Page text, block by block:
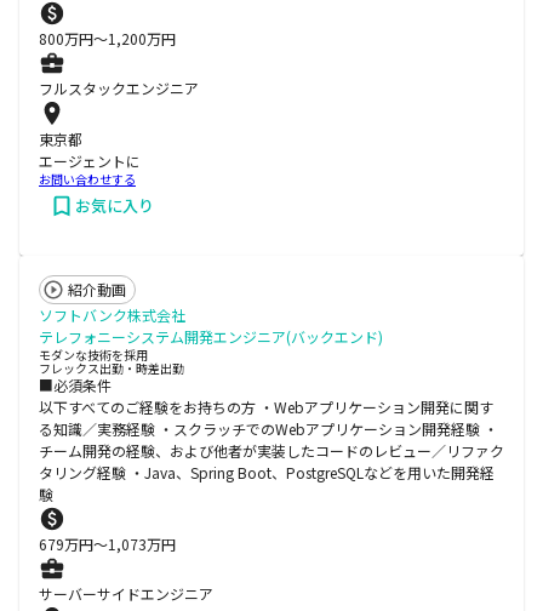
800万円〜1,200万円
フルスタックエンジニア
東京都
エージェントに
お問い合わせする
お気に入り
紹介動画
ソフトバンク株式会社
テレフォニーシステム開発エンジニア(バックエンド)
モダンな技術を採用
フレックス出勤・時差出勤
■必須条件
以下すべてのご経験をお持ちの方 ・Webアプリケーション開発に関す
る知識／実務経験 ・スクラッチでのWebアプリケーション開発経験 ・
チーム開発の経験、および他者が実装したコードのレビュー／リファク
タリング経験 ・Java、Spring Boot、PostgreSQLなどを用いた開発経
験
679万円〜1,073万円
サーバーサイドエンジニア